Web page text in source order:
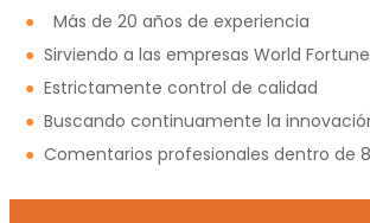
●
Más de 20 años de experiencia
●Sirviendo a las empresas World
●Estrictamente control de calidad
●Buscando continuamente la
●Comentarios profesionales dentro de 8